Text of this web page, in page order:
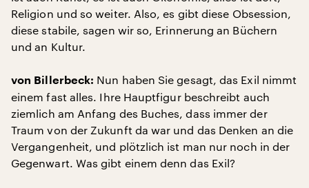
Religion und so weiter. Also, es gibt diese Obsession,
diese stabile, sagen wir so, Erinnerung an Büchern
und an Kultur.
von Billerbeck: Nun haben Sie gesagt, das Exil nimmt
einem fast alles. Ihre Hauptfigur beschreibt auch
ziemlich am Anfang des Buches, dass immer der
Traum von der Zukunft da war und das Denken an die
Vergangenheit, und plötzlich ist man nur noch in der
Gegenwart. Was gibt einem denn das Exil?